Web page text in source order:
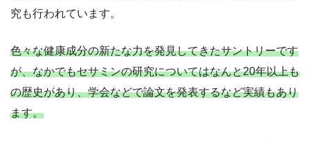
究も行われています。
色々な健康成分の新たな力を発見してきたサントリーです
が、なかでもセサミンの研究についてはなんと20年以上も
の歴史があり、学会などで論文を発表するなど実績もあり
ます。